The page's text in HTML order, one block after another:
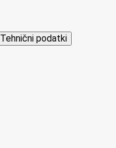
Tehnični podatki